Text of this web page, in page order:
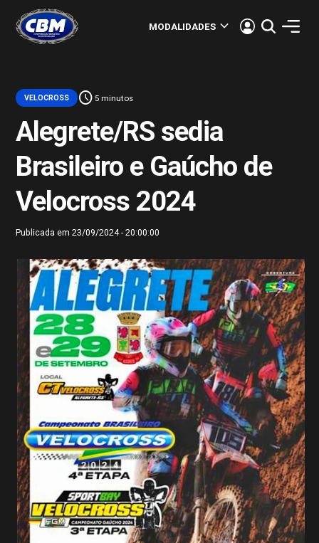
MODALIDADES keyboard_arrow_down
VELOCROSS schedule 5 minutos
Alegrete/RS sedia
Brasileiro e Gaúcho de
Velocross 2024
Publicada em 23/09/2024 - 20:00:00